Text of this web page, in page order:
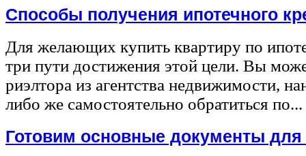
Способы получения ипотечного
Для желающих купить квартиру по
три пути достижения этой цели. Вы
риэлтора из агентства недвижимости,
либо же самостоятельно обратиться по...
Готовим основные документы